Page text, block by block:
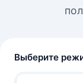
Выберите